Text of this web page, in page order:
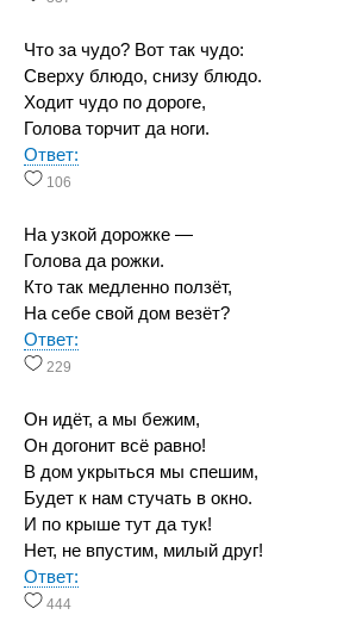
Что за чудо? Вот так чудо:
Сверху блюдо, снизу блюдо.
Ходит чудо по дороге,
Голова торчит да ноги.
Ответ:
106
На узкой дорожке —
Голова да рожки.
Кто так медленно ползёт,
На себе свой дом везёт?
Ответ:
229
Он идёт, а мы бежим,
Он догонит всё равно!
В дом укрыться мы спешим,
Будет к нам стучать в окно.
И по крыше тут да тук!
Нет, не впустим, милый друг!
Ответ:
444